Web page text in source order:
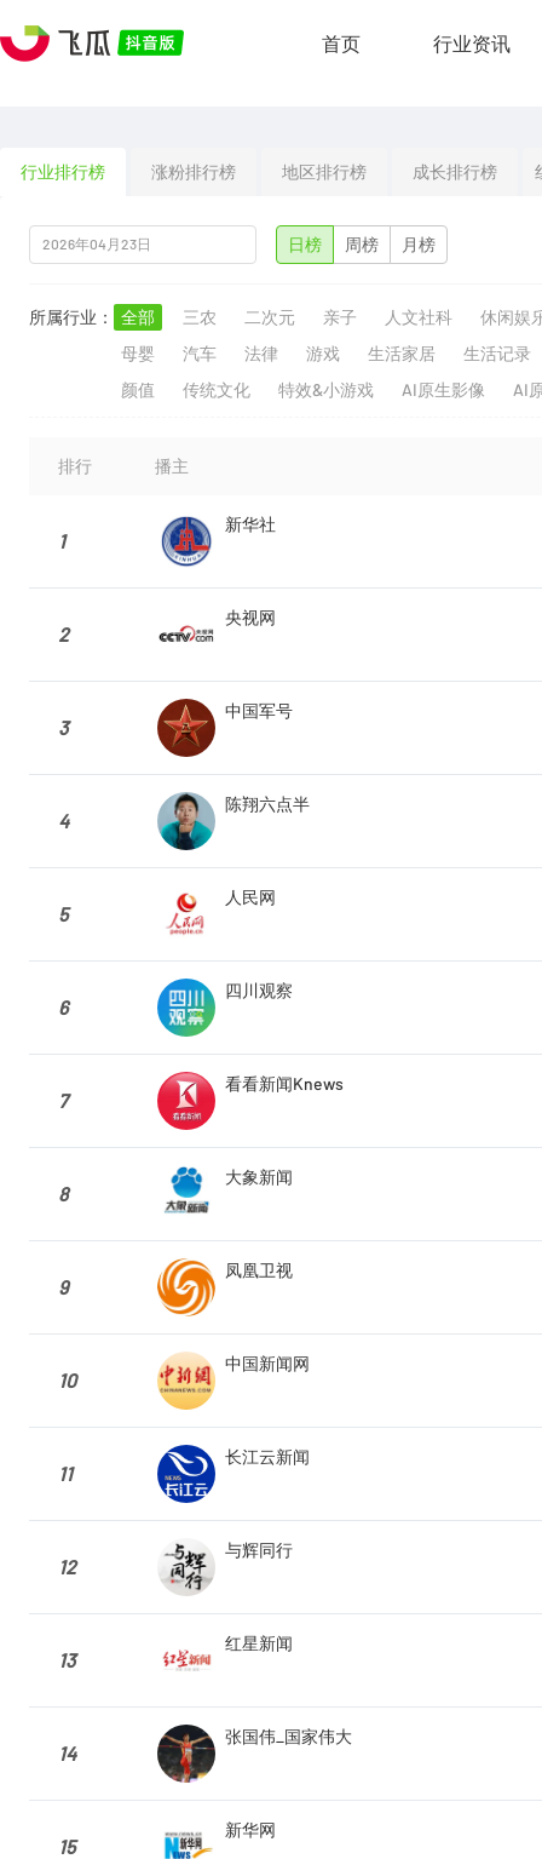
首页 行业资讯
行业排行榜 涨粉排行榜 地区排行榜 成长排行榜
日榜 周榜 月榜
所属行业： 全部 三农 二次元 亲子 人文社科
休闲娱
母婴
汽车 法律 游戏 生活家居
生活记录
颜值
传统文化 特效&小游戏 AI原生影像 AI
排行 播主
1
新华社
2
央视网
3
中国军号
4
陈翔六点半
5
人民网
6
四川观察
7
看看新闻Knews
8
大象新闻
9
凤凰卫视
10
中国新闻网
11
长江云新闻
12
与辉同行
13
红星新闻
14
张国伟_国家伟大
15
新华网